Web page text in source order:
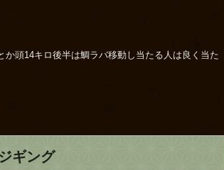
頭14キロ後半は鯛ラバ移動し当たる人は良く当た
ギング